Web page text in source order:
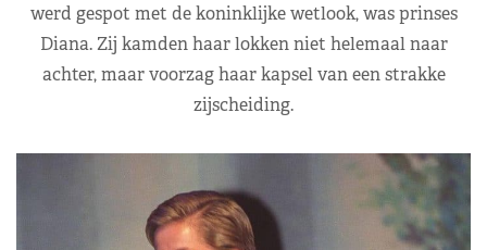
werd gespot met de koninklijke wetlook, was prinses
Diana. Zij kamden haar lokken niet helemaal naar
achter, maar voorzag haar kapsel van een strakke
zijscheiding.